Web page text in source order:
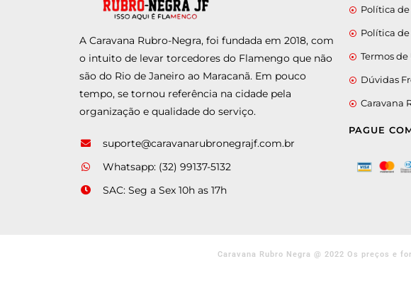
A Caravana Rubro-Negra, foi fundada em 2018, com
o intuito de levar torcedores do Flamengo que não
são do Rio de Janeiro ao Maracanã. Em pouco
tempo, se tornou referência na cidade pela
organização e qualidade do serviço.
suporte@caravanarubronegrajf.com.br
Whatsapp: (32) 99137-5132
SAC: Seg a Sex 10h as 17h
Política
Política
Termos de
Dúvidas
Caravana
PAGUE
Caravana Rubro Negra @ 2022 Os preços e